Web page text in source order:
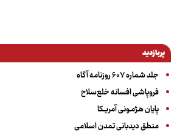
پربازدید
جلد شماره ۶۰۷ روزنامه آگاه
فروپاشی افسانه خلع‌سلاح
پایان هـژمـونی آمریـکا
منطق دیدبانی تمدن اسلامی